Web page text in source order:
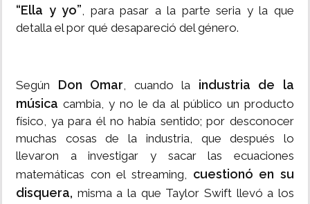
“Ella y yo”, para pasar a la parte seria y la que
detalla el por qué desapareció del género.
Según Don Omar, cuando la industria de la
música cambia, y no le da al público un producto
físico, ya para él no había sentido; por desconocer
muchas cosas de la industria, que después lo
llevaron a investigar y sacar las ecuaciones
matemáticas con el streaming, cuestionó en su
disquera, misma a la que Taylor Swift llevó a los